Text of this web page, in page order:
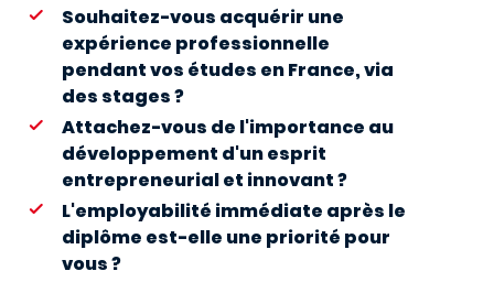
Souhaitez-vous acquérir une
expérience professionnelle
pendant vos études en France, via
des stages ?
Attachez-vous de l'importance au
développement d'un esprit
entrepreneurial et innovant ?
L'employabilité immédiate après le
diplôme est-elle une priorité pour
vous ?